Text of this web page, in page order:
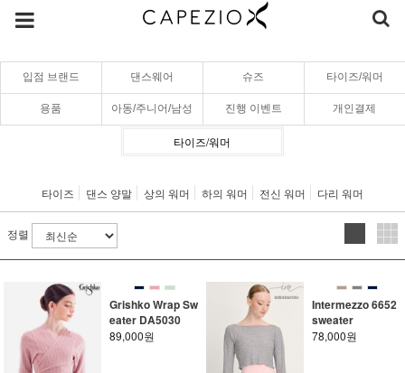
입점 브랜드 댄스웨어 슈즈 타이즈/워머
용품 아동/주니어/남성 진행 이벤트 개인결제
타이즈/워머
타이즈 댄스 양말 상의 워머 하의 워머 전신 워머 다리 워머
정렬
Grishko Wrap Sw
eater DA5030
89,000원
Intermezzo 6652
sweater
78,000원